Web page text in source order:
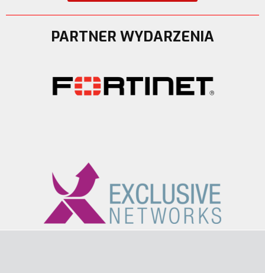
PARTNER WYDARZENIA